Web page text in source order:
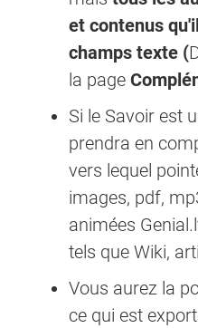
et contenus
champs texte (
la page
Si le Savoir est
prendra en
vers lequel
images, pdf,
animées
tels que Wiki,
Vous aurez la
ce qui est